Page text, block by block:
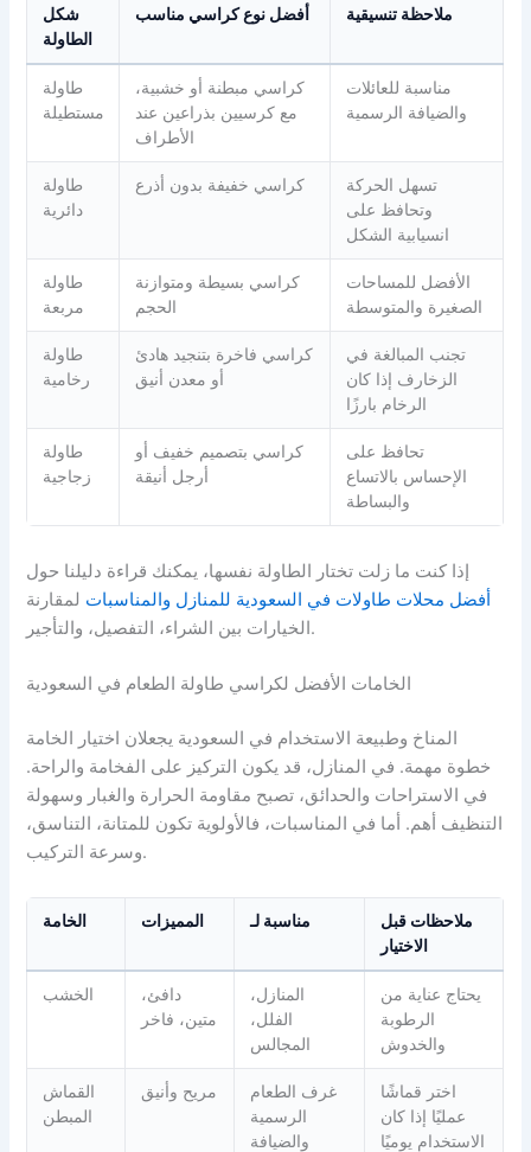
شكل
الطاولة
أفضل نوع كراسي مناسب ملاحظة تنسيقية
طاولة
مستطيلة
كراسي مبطنة أو خشبية،
مع كرسيين بذراعين عند
الأطراف
مناسبة للعائلات
والضيافة الرسمية
طاولة
دائرية
كراسي خفيفة بدون أذرع
تسهل الحركة
وتحافظ على
انسيابية الشكل
طاولة
مربعة
كراسي بسيطة ومتوازنة
الحجم
الأفضل للمساحات
الصغيرة والمتوسطة
طاولة
رخامية
كراسي فاخرة بتنجيد هادئ
أو معدن أنيق
تجنب المبالغة في
الزخارف إذا كان
الرخام بارزًا
طاولة
زجاجية
كراسي بتصميم خفيف أو
أرجل أنيقة
تحافظ على
الإحساس بالاتساع
والبساطة
إذا كنت ما زلت تختار الطاولة نفسها، يمكنك قراءة دليلنا حول
أفضل محلات طاولات في السعودية للمنازل والمناسبات لمقارنة
الخيارات بين الشراء، التفصيل، والتأجير.
الخامات الأفضل لكراسي طاولة الطعام في السعودية
المناخ وطبيعة الاستخدام في السعودية يجعلان اختيار الخامة
خطوة مهمة. في المنازل، قد يكون التركيز على الفخامة والراحة.
في الاستراحات والحدائق، تصبح مقاومة الحرارة والغبار وسهولة
التنظيف أهم. أما في المناسبات، فالأولوية تكون للمتانة، التناسق،
وسرعة التركيب.
الخامة المميزات مناسبة لـ
ملاحظات قبل
الاختيار
الخشب
دافئ،
متين، فاخر
المنازل،
الفلل،
المجالس
يحتاج عناية من
الرطوبة
والخدوش
القماش
المبطن
مريح وأنيق
غرف الطعام
الرسمية
والضيافة
اختر قماشًا
عمليًا إذا كان
الاستخدام يوميًا